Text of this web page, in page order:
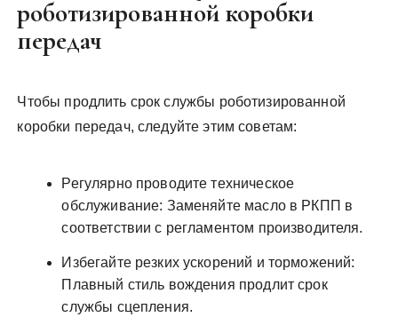
роботизированной коробки
передач
Чтобы продлить срок службы роботизированной
коробки передач, следуйте этим советам:
Регулярно проводите техническое
обслуживание: Заменяйте масло в РКПП в
соответствии с регламентом производителя.
Избегайте резких ускорений и торможений:
Плавный стиль вождения продлит срок
службы сцепления.